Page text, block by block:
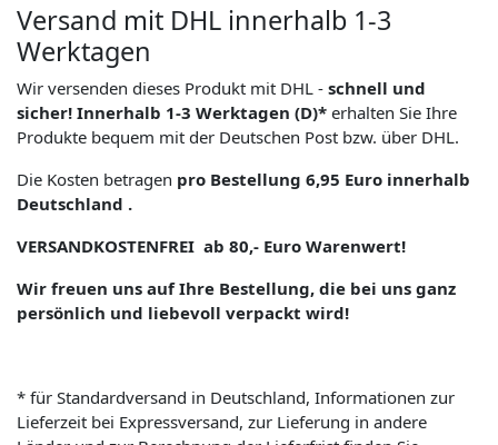
Versand mit DHL innerhalb 1-3
Werktagen
Wir versenden dieses Produkt mit DHL - schnell und
sicher! Innerhalb 1-3 Werktagen (D)* erhalten Sie Ihre
Produkte bequem mit der Deutschen Post bzw. über DHL.
Die Kosten betragen pro Bestellung 6,95 Euro innerhalb
Deutschland .
VERSANDKOSTENFREI ab 80,- Euro Warenwert!
Wir freuen uns auf Ihre Bestellung, die bei uns ganz
persönlich und liebevoll verpackt wird!
* für Standardversand in Deutschland, Informationen zur
Lieferzeit bei Expressversand, zur Lieferung in andere